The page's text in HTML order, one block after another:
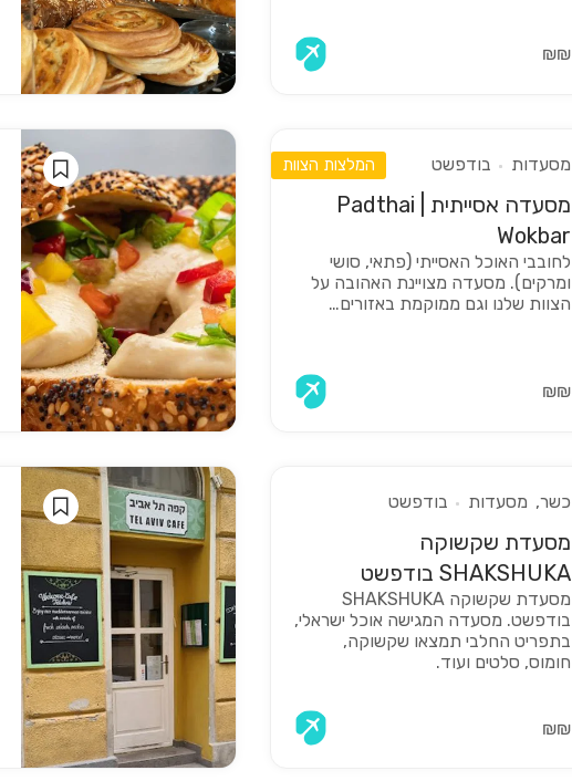
₪₪
מסעדות בודפשט המלצות הצוות
מסעדה אסייתית | Padthai
Wokbar
לחובבי האוכל האסייתי (פתאי, סושי
ומרקים). מסעדה מצויינת האהובה על
הצוות שלנו וגם ממוקמת באזורים…
₪₪
כשר מסעדות בודפשט
מסעדת שקשוקה
SHAKSHUKA בודפשט
מסעדת שקשוקה SHAKSHUKA
בודפשט. מסעדה המגישה אוכל ישראלי,
בתפריט החלבי תמצאו שקשוקה,
חומוס, סלטים ועוד.
₪₪